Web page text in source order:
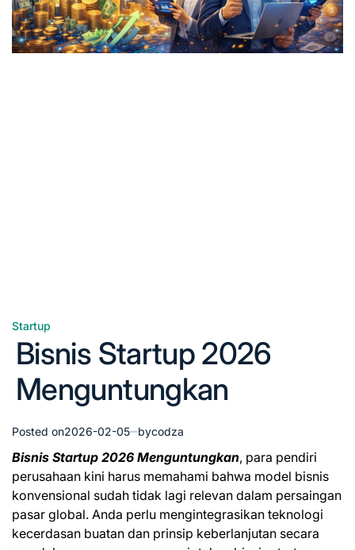
Posted
Startup
Bisnis Startup 2026
Menguntungkan
Posted on2026-02-05 bycodza
Bisnis Startup 2026 Menguntungkan, para pendiri
perusahaan kini harus memahami bahwa model bisnis
konvensional sudah tidak lagi relevan dalam persaingan
pasar global. Anda perlu mengintegrasikan teknologi
kecerdasan buatan dan prinsip keberlanjutan secara